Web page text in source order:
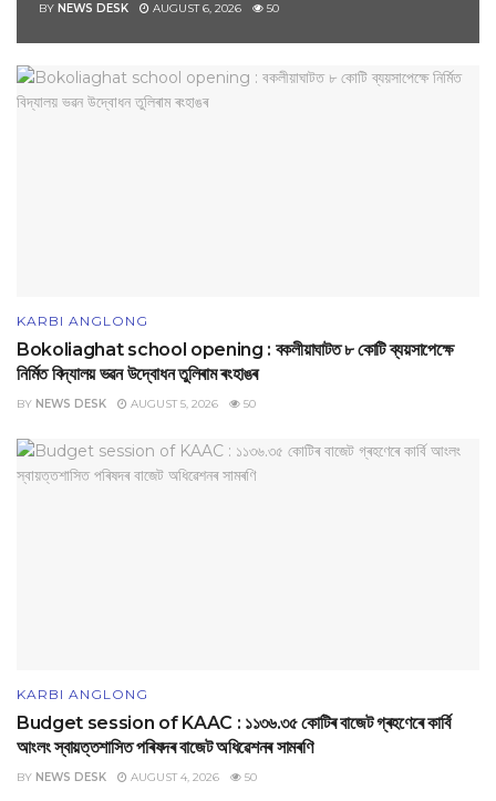
BY NEWS DESK AUGUST 6, 2026 50
KARBI ANGLONG
Bokoliaghat school opening : বকলীয়াঘাটত ৮ কোটি ব্যয়সাপেক্ষে
নির্মিত বিদ্যালয় ভৱন উদ্বোধন তুলিৰাম ৰংহাঙৰ
BY NEWS DESK AUGUST 5, 2026 50
KARBI ANGLONG
Budget session of KAAC : ১১৩৬.৩৫ কোটিৰ বাজেট গ্ৰহণেৰে কাৰ্বি
আংলং স্বায়‌ত্তশাসিত পৰিষদৰ বাজেট অধিৱেশনৰ সামৰণি
BY NEWS DESK AUGUST 4, 2026 50